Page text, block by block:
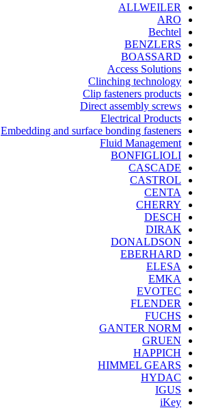
ALLWEILER
ARO
Bechtel
BENZLERS
BOASSARD
Access Solutions
Clinching technology
Clip fasteners products
Direct assembly screws
Electrical Products
Embedding and surface bonding fasteners
Fluid Management
BONFIGLIOLI
CASCADE
CASTROL
CENTA
CHERRY
DESCH
DIRAK
DONALDSON
EBERHARD
ELESA
EMKA
EVOTEC
FLENDER
FUCHS
GANTER NORM
GRUEN
HAPPICH
HIMMEL GEARS
HYDAC
IGUS
iKey